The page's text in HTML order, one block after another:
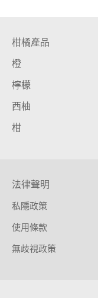
柑橘產品
橙
檸檬
西柚
柑
法律聲明
私隱政策
使用條款
無歧視政策